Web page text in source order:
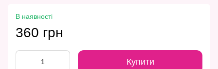
В наявності
360 грн
Купити